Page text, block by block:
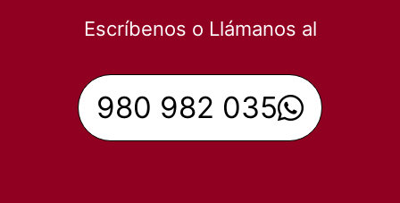
Escríbenos o Llámanos al
980 982 035